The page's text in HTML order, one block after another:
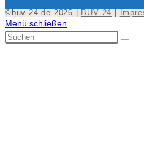
©buv-24.de 2026 | BUV 24
Menü schließen